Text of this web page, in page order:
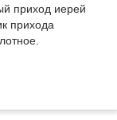
приход иерей
прихода